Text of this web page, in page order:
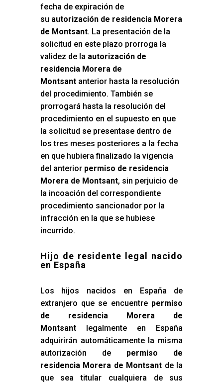
fecha de expiración de
su autorización de residencia Morera
de Montsant. La presentación de la
solicitud en este plazo prorroga la
validez de la autorización de
residencia Morera de
Montsantanterior hasta la resolución
del procedimiento. También se
prorrogará hasta la resolución del
procedimiento en el supuesto en que
la solicitud se presentase dentro de
los tres meses posteriores a la fecha
en que hubiera finalizado la vigencia
del anterior permiso de residencia
Morera de Montsant, sin perjuicio de
la incoación del correspondiente
procedimiento sancionador por la
infracción en la que se hubiese
incurrido.
Hijo de residente legal nacido
en España
Los hijos nacidos en España de
extranjero que se encuentre permiso
de residencia Morera de
Montsantlegalmente en España
adquirirán automáticamente la misma
autorización de permiso de
residencia Morera de Montsant de la
que sea titular cualquiera de sus